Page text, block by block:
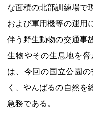
な面積の北部訓練場で
および軍用機等の運用
伴う野生動物の交通事
生物やその生息地を
は、今回の国立公園
く、やんばるの自然を
急務である。